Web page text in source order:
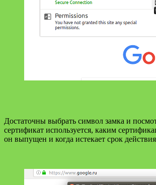
Достаточны выбрать символ замка и
сертификат используется, каким
он выпущен и когда истекает срок